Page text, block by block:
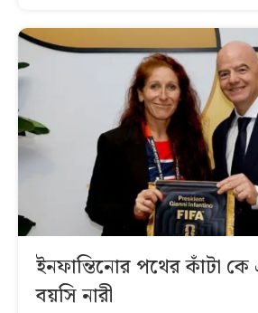
ইনফান্তিনোর পথের কাঁটা
বয়সি নারী